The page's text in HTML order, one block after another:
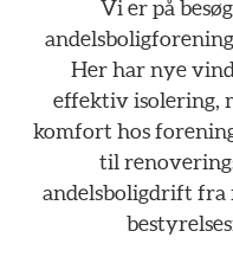
Vi er på besøg
andelsboligforening
Her har nye
effektiv isolering,
komfort hos
til
andelsboligdrift fra